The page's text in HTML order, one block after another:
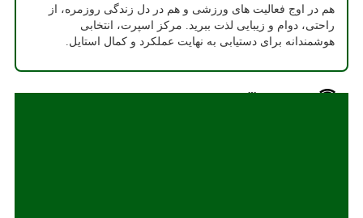
هم در اوج فعالیت های ورزشی و هم در دل زندگی روزمره، از
راحتی، دوام و زیبایی لذت ببرید. مرکز اسپرت، انتخابی
هوشمندانه برای دستیابی به نهایت عملکرد و کمال استایل.
جدیدترین مطالب